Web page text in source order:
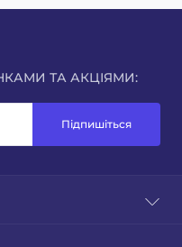
ТА АКЦІЯМИ:
Підпишіться